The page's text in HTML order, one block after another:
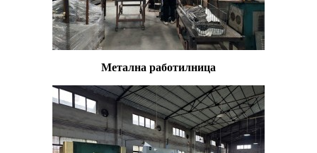
Метална работилница